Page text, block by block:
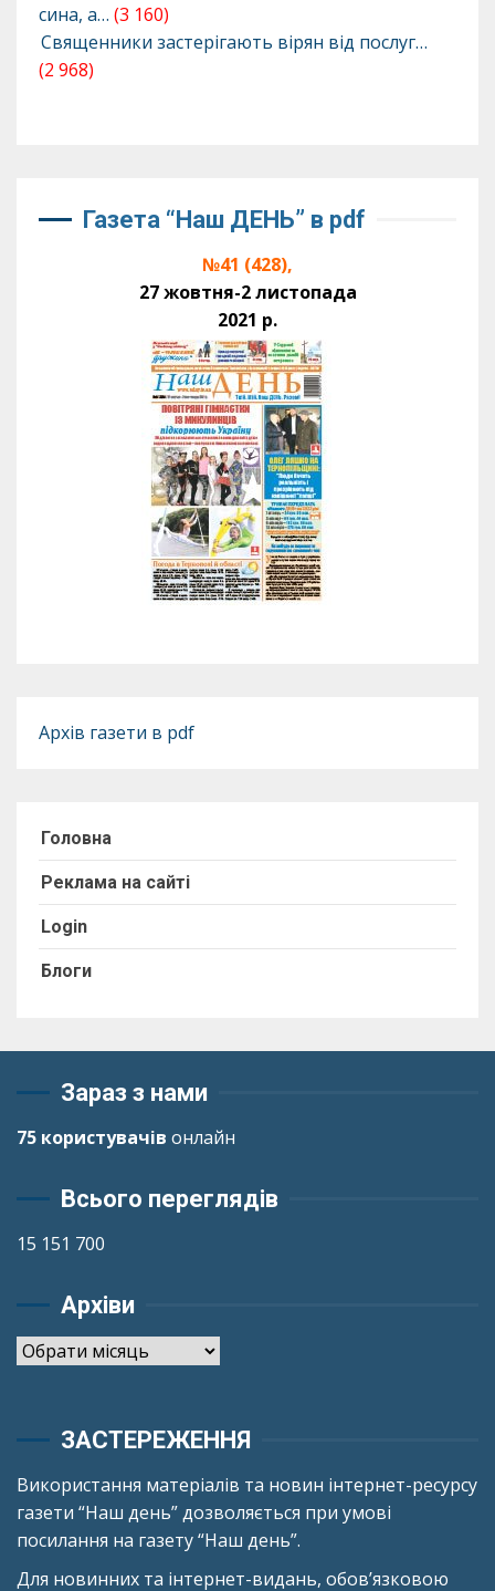
сина, а… (3 160)
Священники застерігають вірян від послуг…
(2 968)
Газета “Наш ДЕНЬ” в pdf
№41 (428),
27 жовтня-2 листопада
2021 р.
Архів газети в pdf
Головна
Реклама на сайті
Login
Блоги
Зараз з нами
75 користувачів онлайн
Всього переглядів
15 151 700
Архіви
Архіви
ЗАСТЕРЕЖЕННЯ
Використання матеріалів та новин інтернет-ресурсу
газети “Наш день” дозволяється при умові
посилання на газету “Наш день”.
Для новинних та інтернет-видань, обов’язковою